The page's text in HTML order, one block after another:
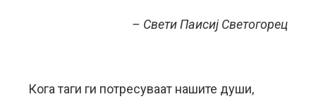
– Свети Паисиј Светогорец
Кога таги ги потресуваат нашите души,